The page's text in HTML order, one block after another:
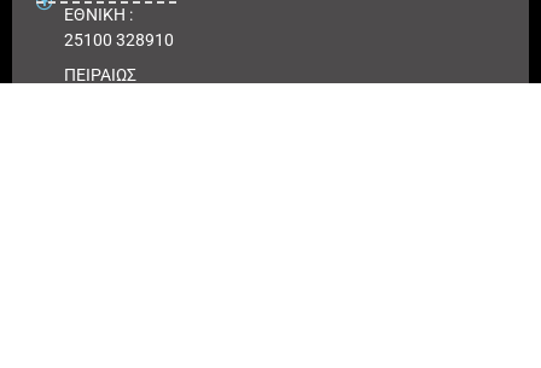
ΕΘΝΙΚΗ :
25100 328910
ΠΕΙΡΑΙΩΣ